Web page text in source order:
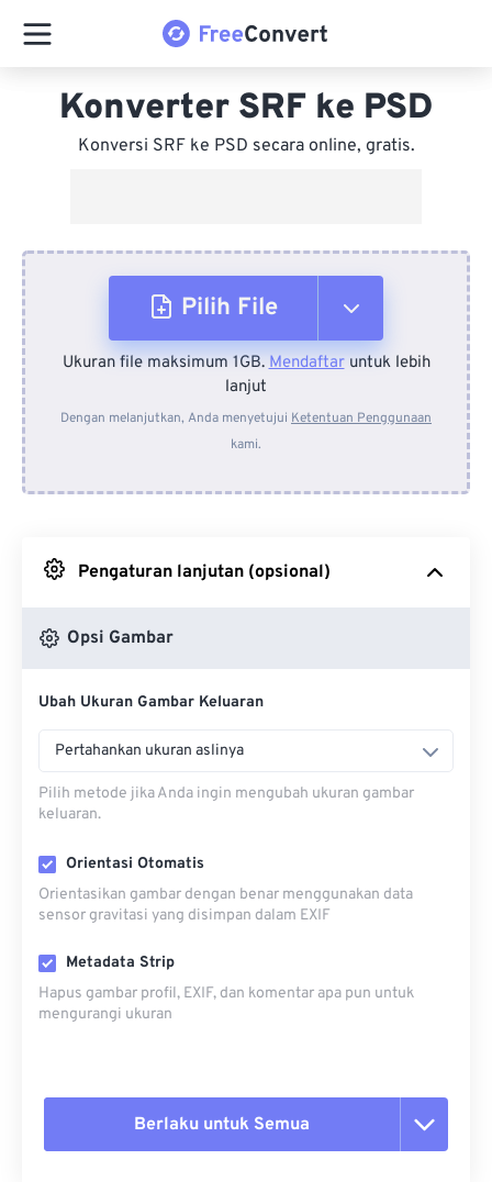
Konverter SRF ke PSD
Konversi SRF ke PSD secara online, gratis.
Pilih File
Dari Perangkat
Dari Dropbox
Ukuran file maksimum 1GB.Mendaftaruntuk lebih
lanjut
Dengan melanjutkan, Anda menyetujui Ketentuan Penggunaan
kami.
Pengaturan lanjutan (opsional)
Opsi Gambar
Ubah Ukuran Gambar Keluaran
Pertahankan ukuran aslinya
Pilih metode jika Anda ingin mengubah ukuran gambar
keluaran.
Orientasi Otomatis
Orientasikan gambar dengan benar menggunakan data
sensor gravitasi yang disimpan dalam EXIF
Metadata Strip
Hapus gambar profil, EXIF, dan komentar apa pun untuk
mengurangi ukuran
Berlaku untuk Semua